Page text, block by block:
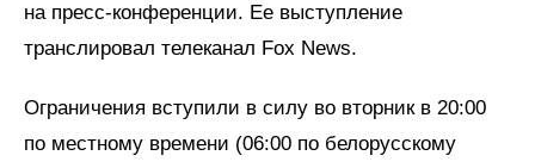
на пресс-конференции. Ее выступление
транслировал телеканал Fox News.
Ограничения вступили в силу во вторник в 20:00
по местному времени (06:00 по белорусскому